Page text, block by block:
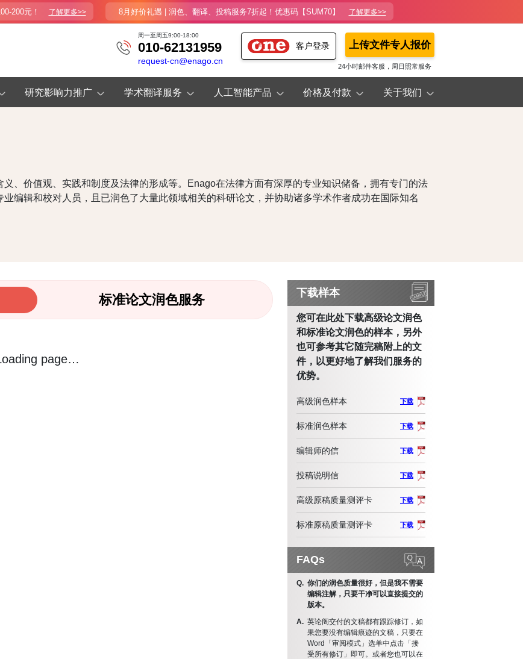
200元！ 了解更多>> 8月好价礼遇 | 润色、翻译、投稿服务7折起！优惠码【SUM70】 了解更多>>
上传文件专人报价
24小时邮件客服，周日照常服务
客户登录
周一至周五9:00-18:00
010-62131959
request-cn@enago.cn
研究影响力推广 学术翻译服务 人工智能产品 价格及付款 关于我们
、价值观、实践和制度及法律的形成等。Enago在法律方面有深厚的专业知识储备，拥有专门的法
编辑和校对人员，且已润色了大量此领域相关的科研论文，并协助诸多学术作者成功在国际知名
标准论文润色服务
page…
下载样本
您可在此处下载高级论文润色
和标准论文润色的样本，另外
也可参考其它随完稿附上的文
件，以更好地了解我们服务的
优势。
高级润色样本 下载
标准润色样本 下载
编辑师的信 下载
投稿说明信 下载
高级原稿质量测评卡 下载
标准原稿质量测评卡 下载
FAQs
你们的润色质量很好，但是我不需要
编辑注解，只要干净可以直接提交的
版本。
英论阁交付的文稿都有跟踪修订，如
果您要没有编辑痕迹的文稿，只要在
Word「审阅模式」选单中点击「接
受所有修订」即可。或者您也可以在